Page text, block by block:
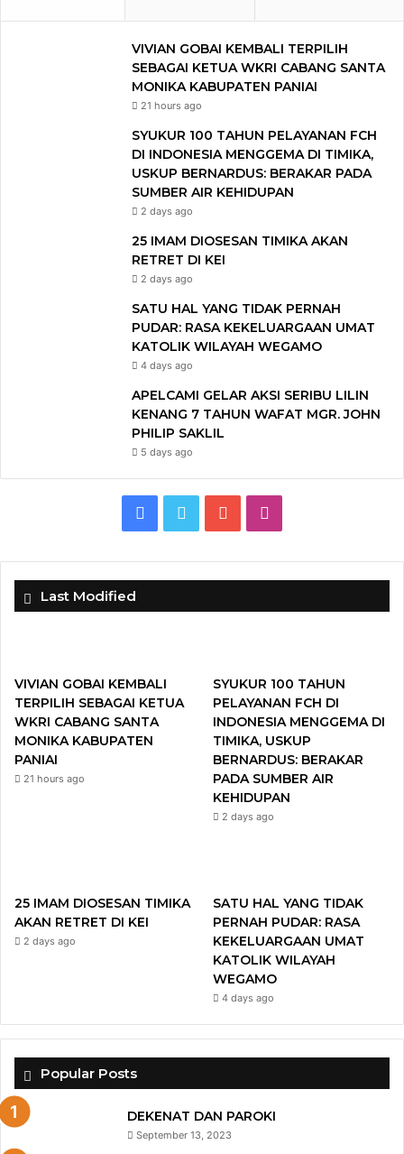
VIVIAN GOBAI KEMBALI TERPILIH
SEBAGAI KETUA WKRI CABANG SANTA
MONIKA KABUPATEN PANIAI
21 hours ago
SYUKUR 100 TAHUN PELAYANAN FCH
DI INDONESIA MENGGEMA DI TIMIKA,
USKUP BERNARDUS: BERAKAR PADA
SUMBER AIR KEHIDUPAN
2 days ago
25 IMAM DIOSESAN TIMIKA AKAN
RETRET DI KEI
2 days ago
SATU HAL YANG TIDAK PERNAH
PUDAR: RASA KEKELUARGAAN UMAT
KATOLIK WILAYAH WEGAMO
4 days ago
APELCAMI GELAR AKSI SERIBU LILIN
KENANG 7 TAHUN WAFAT MGR. JOHN
PHILIP SAKLIL
5 days ago
c
o
o
i
u
b
e
s
g
r
a
m
Last Modified
VIVIAN GOBAI KEMBALI
TERPILIH SEBAGAI KETUA
WKRI CABANG SANTA
MONIKA KABUPATEN
PANIAI
21 hours ago
SYUKUR 100 TAHUN
PELAYANAN FCH DI
INDONESIA MENGGEMA DI
TIMIKA, USKUP
BERNARDUS: BERAKAR
PADA SUMBER AIR
KEHIDUPAN
2 days ago
25 IMAM DIOSESAN TIMIKA
AKAN RETRET DI KEI
2 days ago
SATU HAL YANG TIDAK
PERNAH PUDAR: RASA
KEKELUARGAAN UMAT
KATOLIK WILAYAH
WEGAMO
4 days ago
Popular Posts
DEKENAT DAN PAROKI
September 13, 2023